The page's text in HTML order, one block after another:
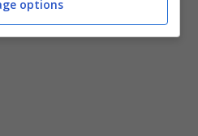
options